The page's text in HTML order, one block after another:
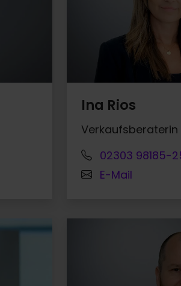
Ina Rios
Verkaufsberaterin
02303 98185-
E-Mail